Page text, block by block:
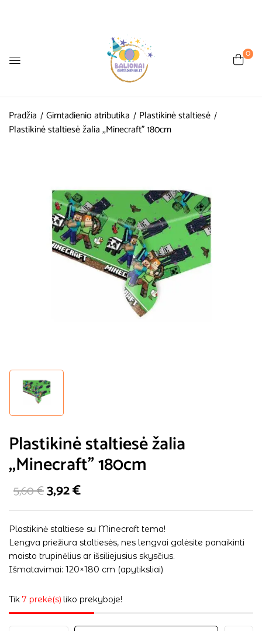
0
Pradžia Gimtadienio atributika
Plastikinė staltiesė
Plastikinė staltiesė žalia ,,Minecraft” 180cm
Plastikinė staltiesė žalia
,,Minecraft” 180cm
5,60€3,92€
Plastikinė staltiese su Minecraft tema!
Lengva priežiura staltiesės, nes lengvai galėsite panaikinti
maisto trupinėlius ar išsiliejusius skysčius.
Išmatavimai: 120×180 cm (apytiksliai)
Tik7 prekė(s) liko prekyboje!